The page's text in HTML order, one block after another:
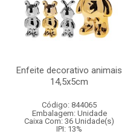
Enfeite decorativo animais
14,5x5cm
Código: 844065
Embalagem: Unidade
Caixa Com: 36 Unidade(s)
IPI: 13%